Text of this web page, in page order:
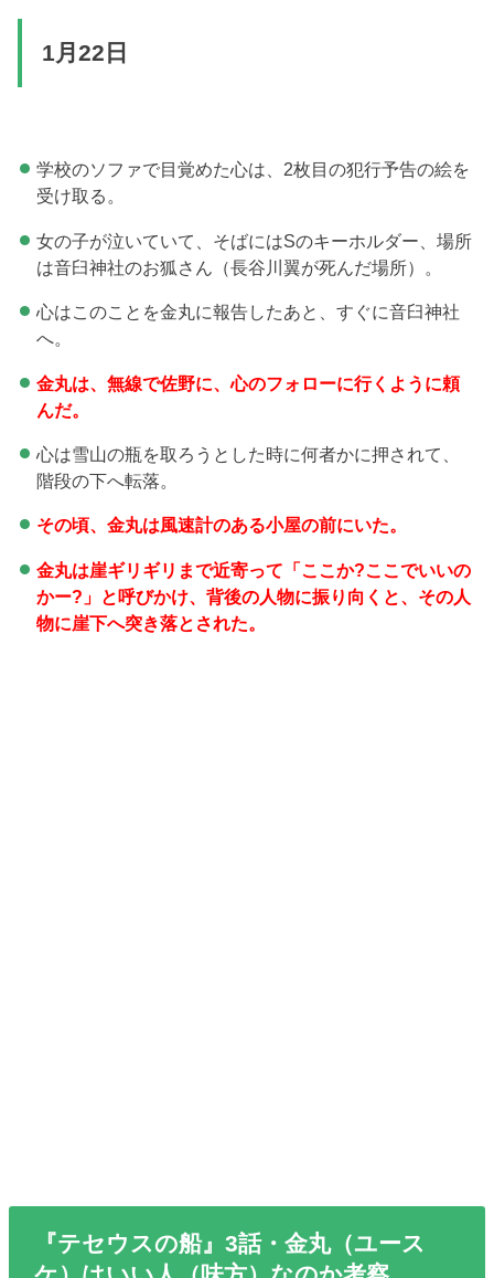
1月22日
学校のソファで目覚めた心は、2枚目の犯行予告の絵を
受け取る。
女の子が泣いていて、そばにはSのキーホルダー、場所
は音臼神社のお狐さん（長谷川翼が死んだ場所）。
心はこのことを金丸に報告したあと、すぐに音臼神社
へ。
金丸は、無線で佐野に、心のフォローに行くように頼
んだ。
心は雪山の瓶を取ろうとした時に何者かに押されて、
階段の下へ転落。
その頃、金丸は風速計のある小屋の前にいた。
金丸は崖ギリギリまで近寄って「ここか?ここでいいの
かー?」と呼びかけ、背後の人物に振り向くと、その人
物に崖下へ突き落とされた。
『テセウスの船』3話・金丸（ユース